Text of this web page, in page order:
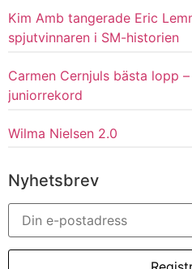
Kim Amb tangerade Eric
spjutvinnaren i SM-historien
Carmen Cernjuls bästa lopp
juniorrekord
Wilma Nielsen 2.0
Nyhetsbrev